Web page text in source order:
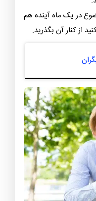
در یک ماه آینده هم
از کنار آن بگذرید.